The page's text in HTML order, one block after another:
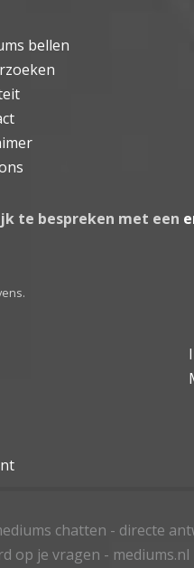
bellen
te bespreken met een
chatten - directe
op je vragen - mediums.nl